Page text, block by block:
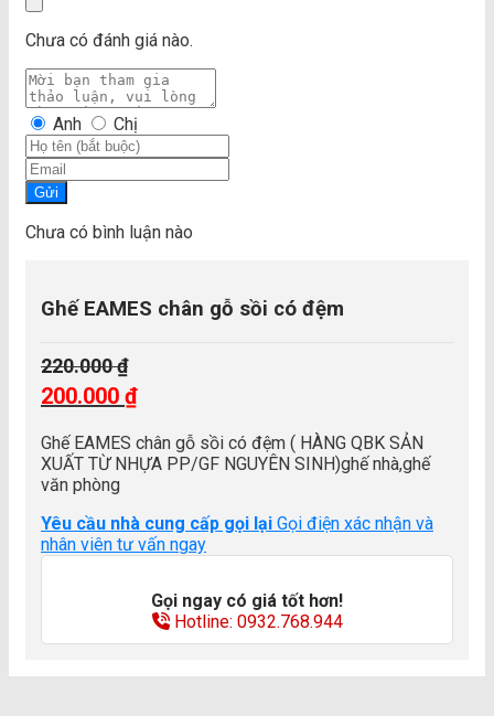
Chưa có đánh giá nào.
Anh Chị
Gửi
Chưa có bình luận nào
Ghế EAMES chân gỗ sồi có đệm
220.000₫
Giá
gốc
là:
220.000 ₫.
200.000 ₫
hiện
tại
là:
Ghế EAMES chân gỗ sồi có đệm ( HÀNG QBK SẢN
XUẤT TỪ NHỰA PP/GF NGUYÊN SINH)ghế nhà,ghế
văn phòng
Yêu cầu nhà cung cấp gọi lại Gọi điện xác nhận và
nhân viên tư vấn ngay
Gọi ngay có giá tốt hơn!
Hotline: 0932.768.944